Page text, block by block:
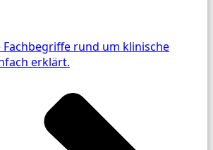
Fachbegriffe rund um klinische
erklärt.